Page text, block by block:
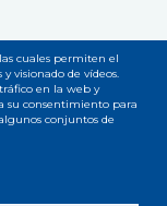
Mapa web
cuales permiten el
visionado de vídeos.
en la web y
su consentimiento para
conjuntos de